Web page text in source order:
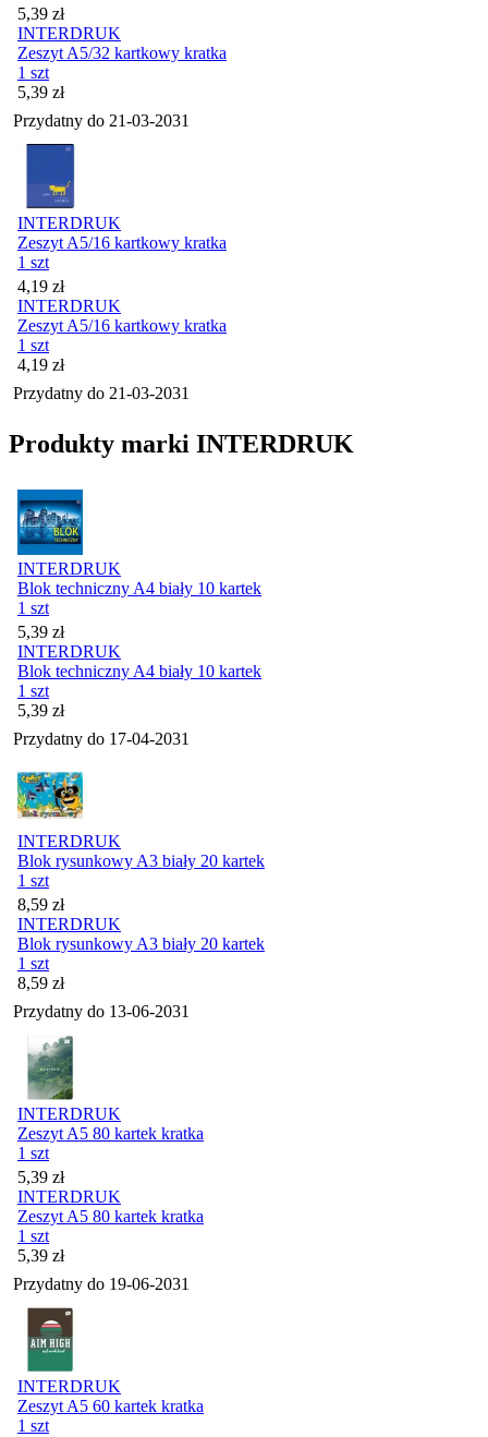
Cena
5,39 zł
INTERDRUK
Zeszyt A5/32 kartkowy kratka
1 szt
Cena
5,39 zł
Przydatny do 21-03-2031
INTERDRUK
Zeszyt A5/16 kartkowy kratka
1 szt
Cena
4,19 zł
INTERDRUK
Zeszyt A5/16 kartkowy kratka
1 szt
Cena
4,19 zł
Przydatny do 21-03-2031
Produkty marki INTERDRUK
INTERDRUK
Blok techniczny A4 biały 10 kartek
1 szt
Cena
5,39 zł
INTERDRUK
Blok techniczny A4 biały 10 kartek
1 szt
Cena
5,39 zł
Przydatny do 17-04-2031
INTERDRUK
Blok rysunkowy A3 biały 20 kartek
1 szt
Cena
8,59 zł
INTERDRUK
Blok rysunkowy A3 biały 20 kartek
1 szt
Cena
8,59 zł
Przydatny do 13-06-2031
INTERDRUK
Zeszyt A5 80 kartek kratka
1 szt
Cena
5,39 zł
INTERDRUK
Zeszyt A5 80 kartek kratka
1 szt
Cena
5,39 zł
Przydatny do 19-06-2031
INTERDRUK
Zeszyt A5 60 kartek kratka
1 szt